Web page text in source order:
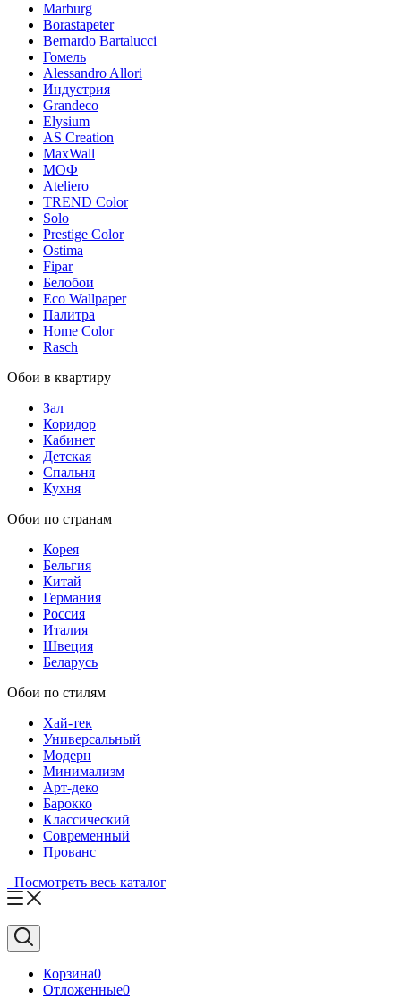
Marburg
Borastapeter
Bernardo Bartalucci
Гомель
Alessandro Allori
Индустрия
Grandeco
Elysium
AS Creation
MaxWall
МОФ
Ateliero
TREND Color
Solo
Prestige Color
Ostima
Fipar
Белобои
Eco Wallpaper
Палитра
Home Color
Rasch
Обои в квартиру
Зал
Коридор
Кабинет
Детская
Спальня
Кухня
Обои по странам
Корея
Бельгия
Китай
Германия
Россия
Италия
Швеция
Беларусь
Обои по стилям
Хай-тек
Универсальный
Модерн
Минимализм
Арт-деко
Барокко
Классический
Современный
Прованс
Посмотреть весь каталог
Корзина0
Отложенные0